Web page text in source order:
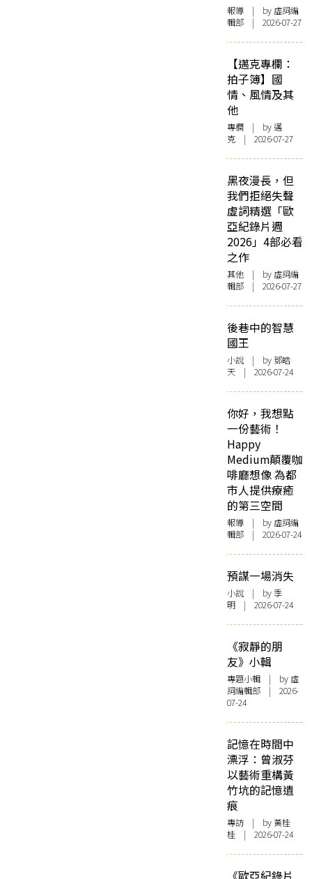
報導 | by 虛詞編
輯部 | 2026-07-27
【邁克專欄：
拍子簿】國
情、風情及其
他
專欄 | by邁
克 | 2026-07-27
黑夜漫長，但
我們拒絕失聲
虛詞精選「歐
亞紀錄片週
2026」4部必看
之作
其他 | by 虛詞編
輯部 | 2026-07-27
後巷中的智慧
國王
小說 | by 鄧皓
天 | 2026-07-24
你好，我想點
一份藝術！
Happy
Medium顛覆咖
啡廳想像 為都
市人提供療癒
的第三空間
報導 | by 虛詞編
輯部 | 2026-07-24
預謀一場消失
小說 | by 季
明 | 2026-07-24
《寂靜的朋
友》小輯
專題小輯 | by 虛
詞編輯部 | 2026-
07-24
記憶在時間中
漂浮：曾淑芬
以藝術重構黃
竹坑的記憶遺
痕
專訪 | by 黃桂
桂 | 2026-07-24